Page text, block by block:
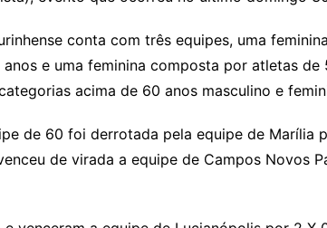
conta com três equipes, uma
e uma feminina composta por atletas de
acima de 60 anos masculino e
de 60 foi derrotada pela equipe de Marília
de virada a equipe de Campos Novos